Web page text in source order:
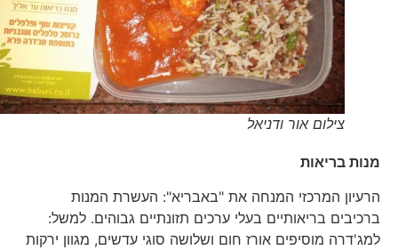
צילום אור ודניאל
מנות בריאות
הרעיון המרכזי המנחה את "באבריא": העשרת המנות
ברכיבים בריאותיים בעלי ערכים תזונתיים גבוהים. למשל:
למג'דרה מוסיפים אורז חום ושלושה סוגי עדשים, מגוון ירקות